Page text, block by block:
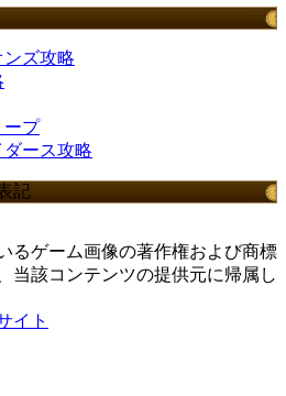
ズ攻略
ープ
ース攻略
記
るゲーム画像の著作権および商標
当該コンテンツの提供元に帰属し
イト